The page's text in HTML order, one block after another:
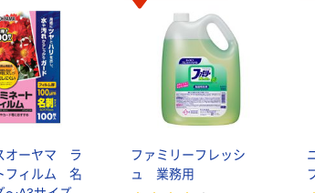
オーヤマ ラ
フィルム 名
ファミリーフレッシ
ュ 業務用